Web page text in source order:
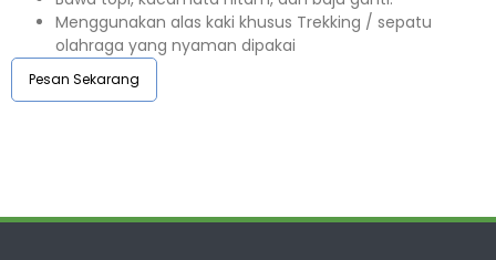
Menggunakan alas kaki khusus Trekking / sepatu
olahraga yang nyaman dipakai
Pesan Sekarang